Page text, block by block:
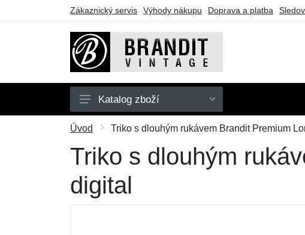
Zákaznický servis Výhody nákupu Doprava a platba
Pánské
Dámské
Doplňky
Katalog zboží
Úvod Triko s dlouhým rukávem Brandit Premium
Triko s dlouhým
digital